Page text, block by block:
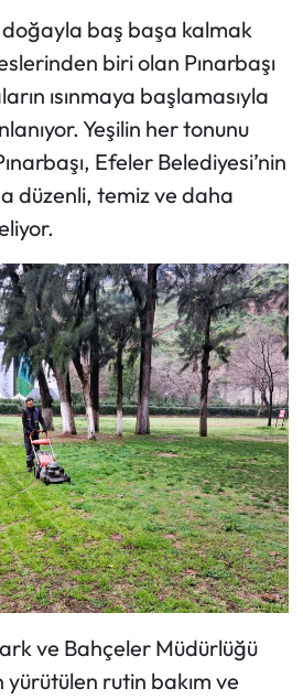
baş başa kalmak
biri olan Pınarbaşı
ısınmaya başlamasıyla
Yeşilin her tonunu
Efeler Belediyesi’nin
düzenli, temiz ve daha
ve Bahçeler Müdürlüğü
rutin bakım ve